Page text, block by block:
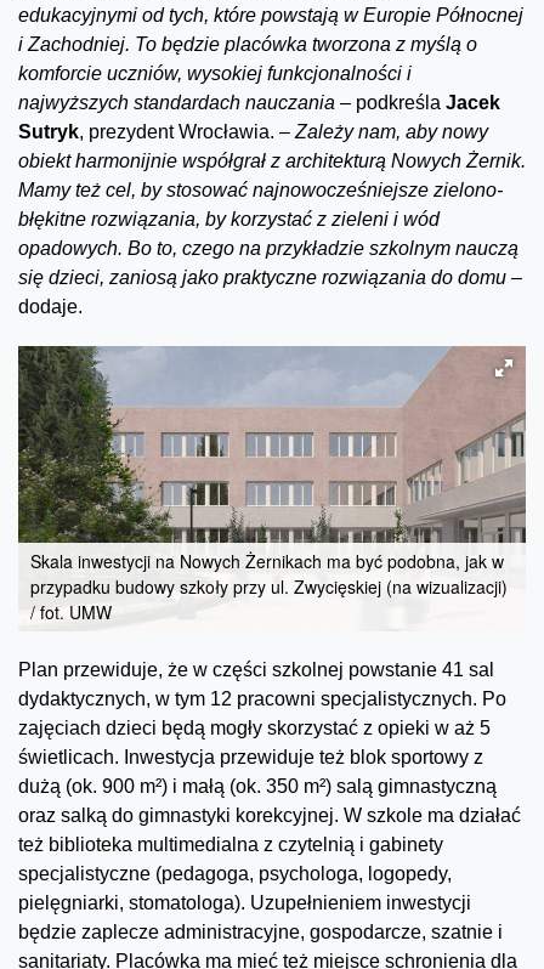
edukacyjnymi od tych, które powstają w Europie Północnej
i Zachodniej. To będzie placówka tworzona z myślą o
komforcie uczniów, wysokiej funkcjonalności i
najwyższych standardach nauczania – podkreśla Jacek
Sutryk, prezydent Wrocławia. – Zależy nam, aby nowy
obiekt harmonijnie współgrał z architekturą Nowych Żernik.
Mamy też cel, by stosować najnowocześniejsze zielono-
błękitne rozwiązania, by korzystać z zieleni i wód
opadowych. Bo to, czego na przykładzie szkolnym nauczą
się dzieci, zaniosą jako praktyczne rozwiązania do domu –
dodaje.
Skala inwestycji na Nowych Żernikach ma być podobna, jak w
przypadku budowy szkoły przy ul. Zwycięskiej (na wizualizacji)
/ fot. UMW
Plan przewiduje, że w części szkolnej powstanie 41 sal
dydaktycznych, w tym 12 pracowni specjalistycznych. Po
zajęciach dzieci będą mogły skorzystać z opieki w aż 5
świetlicach. Inwestycja przewiduje też blok sportowy z
dużą (ok. 900 m²) i małą (ok. 350 m²) salą gimnastyczną
oraz salką do gimnastyki korekcyjnej. W szkole ma działać
też biblioteka multimedialna z czytelnią i gabinety
specjalistyczne (pedagoga, psychologa, logopedy,
pielęgniarki, stomatologa). Uzupełnieniem inwestycji
będzie zaplecze administracyjne, gospodarcze, szatnie i
sanitariaty. Placówka ma mieć też miejsce schronienia dla